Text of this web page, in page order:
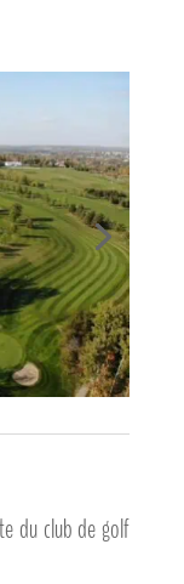
du club de golf